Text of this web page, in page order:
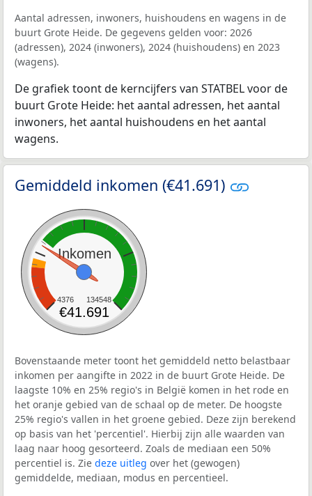
Aantal adressen, inwoners, huishoudens en wagens in de
buurt Grote Heide. De gegevens gelden voor: 2026
(adressen), 2024 (inwoners), 2024 (huishoudens) en 2023
(wagens).
De grafiek toont de kerncijfers van STATBEL voor de
buurt Grote Heide: het aantal adressen, het aantal
inwoners, het aantal huishoudens en het aantal
wagens.
Gemiddeld inkomen (€41.691)
Inkomen
4376 134548
€41.691
Bovenstaande meter toont het gemiddeld netto belastbaar
inkomen per aangifte in 2022 in de buurt Grote Heide. De
laagste 10% en 25% regio's in België komen in het rode en
het oranje gebied van de schaal op de meter. De hoogste
25% regio's vallen in het groene gebied. Deze zijn berekend
op basis van het 'percentiel'. Hierbij zijn alle waarden van
laag naar hoog gesorteerd. Zoals de mediaan een 50%
percentiel is. Zie deze uitleg over het (gewogen)
gemiddelde, mediaan, modus en percentieel.